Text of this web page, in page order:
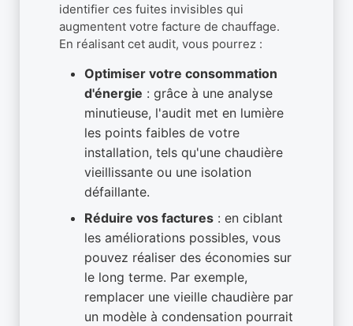
identifier ces fuites invisibles qui
augmentent votre facture de chauffage.
En réalisant cet audit, vous pourrez :
Optimiser votre consommation
d'énergie : grâce à une analyse
minutieuse, l'audit met en lumière
les points faibles de votre
installation, tels qu'une chaudière
vieillissante ou une isolation
défaillante.
Réduire vos factures : en ciblant
les améliorations possibles, vous
pouvez réaliser des économies sur
le long terme. Par exemple,
remplacer une vieille chaudière par
un modèle à condensation pourrait